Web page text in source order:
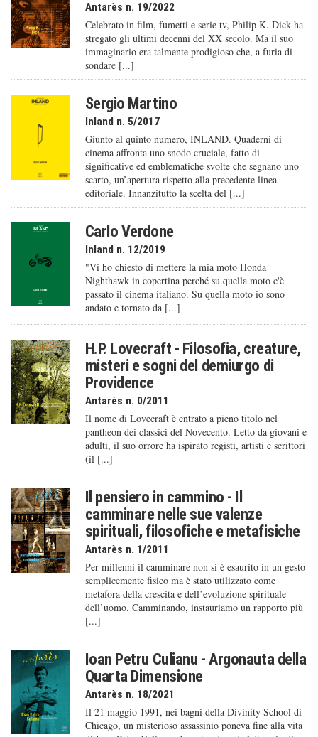
Antarès n. 19/2022
Celebrato in film, fumetti e serie tv, Philip K. Dick ha
stregato gli ultimi decenni del XX secolo. Ma il suo
immaginario era talmente prodigioso che, a furia di
sondare [...]
Sergio Martino
Inland n. 5/2017
Giunto al quinto numero, INLAND. Quaderni di
cinema affronta uno snodo cruciale, fatto di
significative ed emblematiche svolte che segnano uno
scarto, un’apertura rispetto alla precedente linea
editoriale. Innanzitutto la scelta del [...]
Carlo Verdone
Inland n. 12/2019
"Vi ho chiesto di mettere la mia moto Honda
Nighthawk in copertina perché su quella moto c'è
passato il cinema italiano. Su quella moto io sono
andato e tornato da [...]
H.P. Lovecraft - Filosofia, creature,
misteri e sogni del demiurgo di
Providence
Antarès n. 0/2011
Il nome di Lovecraft è entrato a pieno titolo nel
pantheon dei classici del Novecento. Letto da giovani e
adulti, il suo orrore ha ispirato registi, artisti e scrittori
(il [...]
Il pensiero in cammino - Il
camminare nelle sue valenze
spirituali, filosofiche e metafisiche
Antarès n. 1/2011
Per millenni il camminare non si è esaurito in un gesto
semplicemente fisico ma è stato utilizzato come
metafora della crescita e dell’evoluzione spirituale
dell’uomo. Camminando, instauriamo un rapporto più
[...]
Ioan Petru Culianu - Argonauta della
Quarta Dimensione
Antarès n. 18/2021
Il 21 maggio 1991, nei bagni della Divinity School di
Chicago, un misterioso assassinio poneva fine alla vita